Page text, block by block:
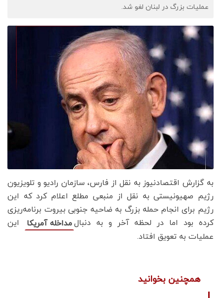
عملیات بزرگ در لبنان لغو شد.
به گزارش اقتصادنیوز به نقل از فارس، سازمان رادیو و تلویزیون
رژیم صهیونیستی به نقل از منبعی مطلع اعلام کرد که این
رژیم برای انجام حمله بزرگ به ضاحیه جنوبی بیروت برنامه‌ریزی
کرده بود اما در لحظه آخر و به دنبالمداخله آمریکا
این
عملیات به تعویق افتاد.
همچنین بخوانید